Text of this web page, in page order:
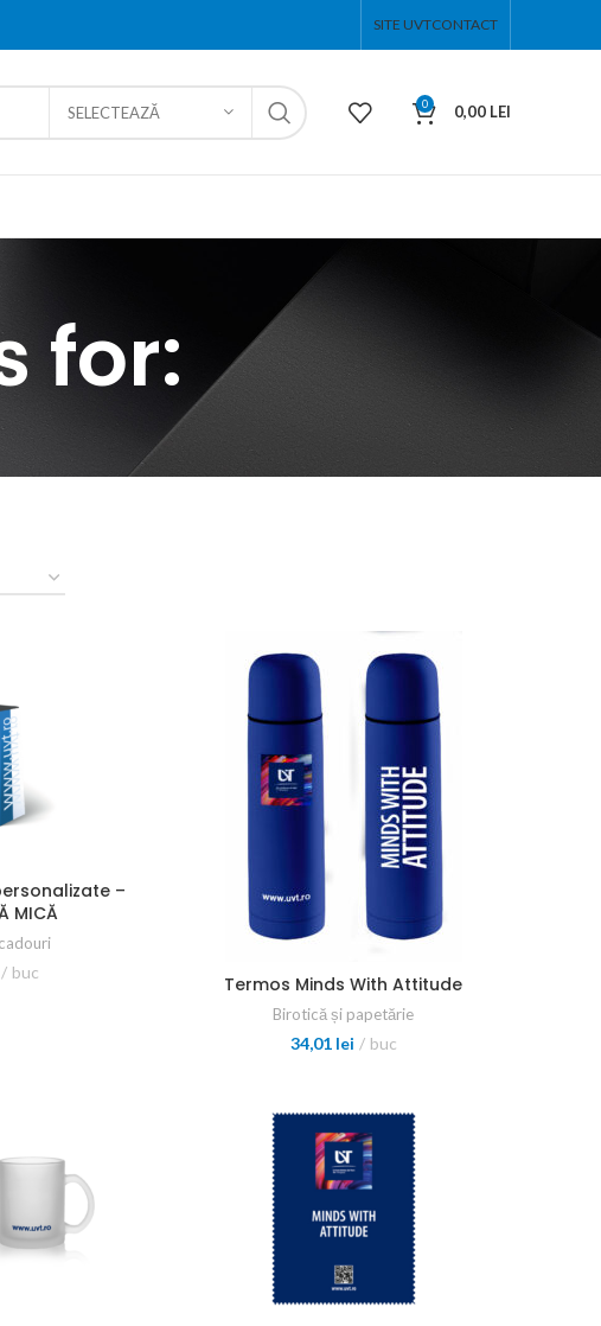
SITE UVTCONTACT
SELECTEAZĂ 0 0,00 LEI
for:
–
MICĂ
buc
Termos Minds With Attitude
Birotică și papetărie
34,01 lei buc